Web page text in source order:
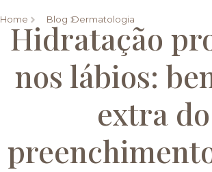
Home Blog Dermatologia
Hidratação
nos lábios:
extra do